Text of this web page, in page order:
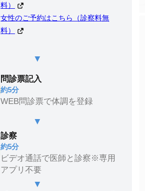
料）
女性のご予約はこちら（診察料無
料）
▼
問診票記入
約5分
WEB問診票で体調を登録
▼
診察
約5分
ビデオ通話で医師と診察※専用
アプリ不要
▼